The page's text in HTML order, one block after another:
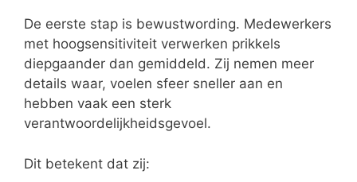
De eerste stap is bewustwording. Medewerkers
met hoogsensitiviteit verwerken prikkels
diepgaander dan gemiddeld. Zij nemen meer
details waar, voelen sfeer sneller aan en
hebben vaak een sterk
verantwoordelijkheidsgevoel.
Dit betekent dat zij: